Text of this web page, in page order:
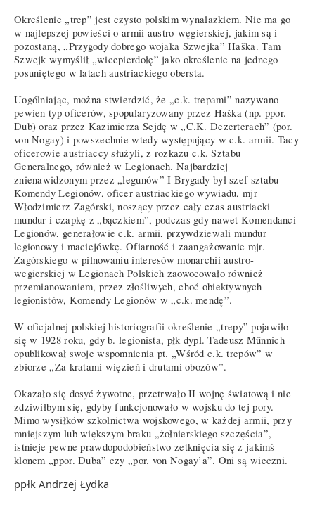
Określenie „trep” jest czysto polskim wynalazkiem. Nie ma go
w najlepszej powieści o armii austro-węgierskiej, jakim są i
pozostaną, „Przygody dobrego wojaka Szwejka” Haška. Tam
Szwejk wymyślił „wicepierdołę” jako określenie na jednego
posuniętego w latach austriackiego obersta.
Uogólniając, można stwierdzić, że „c.k. trepami” nazywano
pewien typ oficerów, spopularyzowany przez Haška (np. ppor.
Dub) oraz przez Kazimierza Sejdę w „C.K. Dezerterach” (por.
von Nogay) i powszechnie wtedy występujący w c.k. armii. Tacy
oficerowie austriaccy służyli, z rozkazu c.k. Sztabu
Generalnego, również w Legionach. Najbardziej
znienawidzonym przez „legunów” I Brygady był szef sztabu
Komendy Legionów, oficer austriackiego wywiadu, mjr
Włodzimierz Zagórski, noszący przez cały czas austriacki
mundur i czapkę z „bączkiem”, podczas gdy nawet Komendanci
Legionów, generałowie c.k. armii, przywdziewali mundur
legionowy i maciejówkę. Ofiarność i zaangażowanie mjr.
Zagórskiego w pilnowaniu interesów monarchii austro-
wegierskiej w Legionach Polskich zaowocowało również
przemianowaniem, przez złośliwych, choć obiektywnych
legionistów, Komendy Legionów w „c.k. mendę”.
W oficjalnej polskiej historiografii określenie „trepy” pojawiło
się w 1928 roku, gdy b. legionista, płk dypl. Tadeusz Műnnich
opublikował swoje wspomnienia pt. „Wśród c.k. trepów” w
zbiorze „Za kratami więzień i drutami obozów”.
Okazało się dosyć żywotne, przetrwało II wojnę światową i nie
zdziwiłbym się, gdyby funkcjonowało w wojsku do tej pory.
Mimo wysiłków szkolnictwa wojskowego, w każdej armii, przy
mniejszym lub większym braku „żołnierskiego szczęścia”,
istnieje pewne prawdopodobieństwo zetknięcia się z jakimś
klonem „ppor. Duba” czy „por. von Nogay’a”. Oni są wieczni.
ppłk Andrzej Łydka